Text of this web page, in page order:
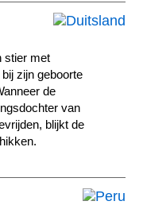
stier met
zijn geboorte
de
van
blijkt de